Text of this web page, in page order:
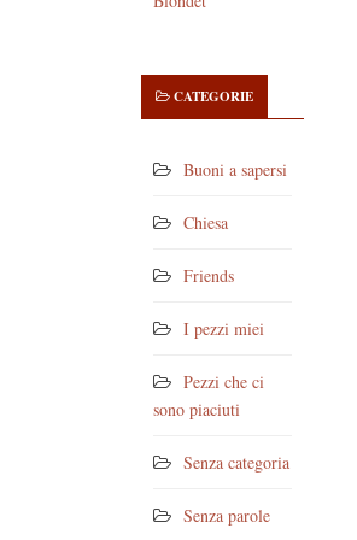
CATEGORIE
Buoni a sapersi
Chiesa
Friends
I pezzi miei
Pezzi che ci
sono piaciuti
Senza categoria
Senza parole